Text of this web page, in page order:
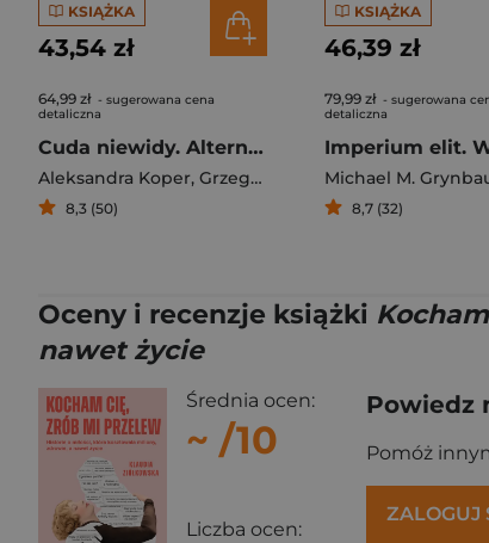
KSIĄŻKA
43,54 zł
64,99 zł - sugerowana cena
detaliczna
Cuda niewidy. Alternatywne wędrówki po Polsce
Aleksandra Koper, Grzegorz Koper
8,3 (50)
KSIĄŻKA
46,39 zł
79,99 zł - sugerowana
detaliczna
Michael M.
8,7 (32)
Oceny i recenzje książki
nawet życie
Średnia ocen:
~ /10
Liczba ocen:
Powiedz
Pomóż
ZALOGUJ